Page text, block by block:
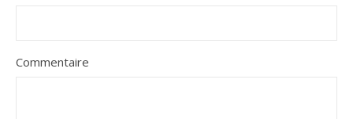
Commentaire